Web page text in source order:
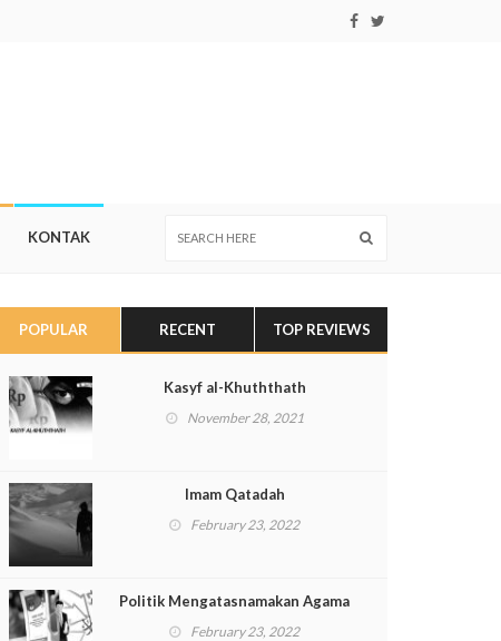
KONTAK
POPULAR RECENT TOP REVIEWS
Kasyf al-Khuththath
November 28, 2021
Imam Qatadah
February 23, 2022
Politik Mengatasnamakan Agama
February 23, 2022